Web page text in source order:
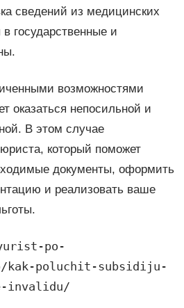
сведений из медицинских
государственные и
возможностями
оказаться непосильной и
В этом случае
который поможет
документы, оформить
и реализовать ваше
po-
kak-poluchit-subsidiju-
invalidu/